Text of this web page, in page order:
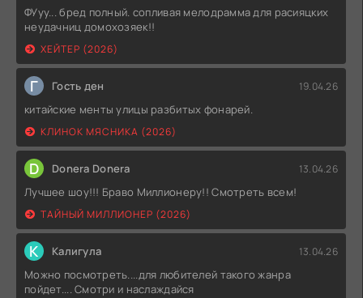
ФУуу... бред полный. сопливая мелодрамма для расияцких
неудачниц домохозяек!!
ХЕЙТЕР (2026)
Г Гость ден 19.04.26
китайские менты улицы разбитых фонарей.
КЛИНОК МЯСНИКА (2026)
D Donera Donera 13.04.26
Лучшее шоу!!! Браво Миллионеру!! Смотреть всем!
ТАЙНЫЙ МИЛЛИОНЕР (2026)
К Калигула 13.04.26
Можно посмотреть....для любителей такого жанра
пойдет.... Смотри и наслаждайся